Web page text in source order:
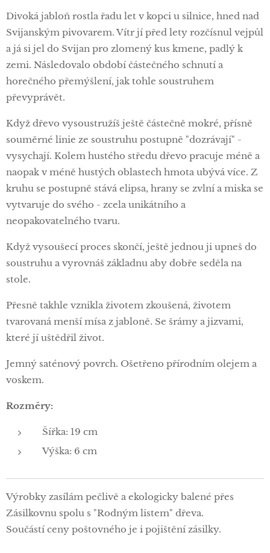
Divoká jabloň rostla řadu let v kopci u silnice, hned nad
Svijanským pivovarem. Vítr jí před lety rozčísnul vejpůl
a já si jel do Svijan pro zlomený kus kmene, padlý k
zemi. Následovalo období částečného schnutí a
horečného přemýšlení, jak tohle soustruhem
převyprávět.
Když dřevo vysoustružíš ještě částečně mokré, přísně
souměrné linie ze soustruhu postupně "dozrávají" -
vysychají. Kolem hustého středu dřevo pracuje méně a
naopak v méně hustých oblastech hmota ubývá více. Z
kruhu se postupně stává elipsa, hrany se zvlní a miska se
vytvaruje do svého - zcela unikátního a
neopakovatelného tvaru.
Když vysoušecí proces skončí, ještě jednou ji upneš do
soustruhu a vyrovnáš základnu aby dobře seděla na
stole.
Přesně takhle vznikla životem zkoušená, životem
tvarovaná menší mísa z jabloně. Se šrámy a jizvami,
které jí uštědřil život.
Jemný saténový povrch. Ošetřeno přírodním olejem a
voskem.
Rozměry:
Šířka: 19 cm
Výška: 6 cm
Výrobky zasílám pečlivě a ekologicky balené přes
Zásilkovnu spolu s "Rodným listem" dřeva.
Součástí ceny poštovného je i pojištění zásilky.